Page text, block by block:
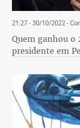
21:27 - 30/10/2022-
Quem ganhou o
presidente em